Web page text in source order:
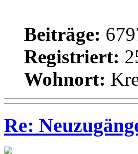
Beiträge:
Registriert:
Wohnort:
Re: